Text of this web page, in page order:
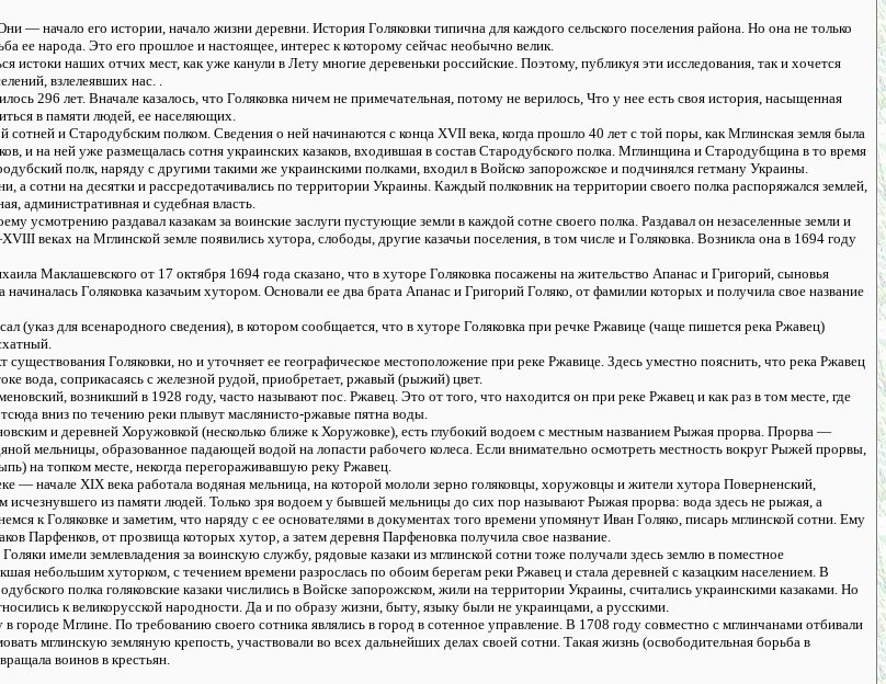
— начало его истории, начало жизни деревни. История Голяковки типична для каждого сельского поселения района. Но она не только
ее народа. Это его прошлое и настоящее, интерес к которому сейчас необычно велик.
истоки наших отчих мест, как уже канули в Лету многие деревеньки российские. Поэтому, публикуя эти исследования, так и хочется
взлелеявших нас. .
296 лет. Вначале казалось, что Голяковка ничем не примечательная, потому не верилось, Что у нее есть своя история, насыщенная
в памяти людей, ее населяющих.
сотней и Стародубским полком. Сведения о ней начинаются с конца XVII века, когда прошло 40 лет с той поры, как Мглинская земля была
и на ней уже размещалась сотня украинских казаков, входившая в состав Стародубского полка. Мглинщина и Стародубщина в то время
полк, наряду с другими такими же украинскими полками, входил в Войско запорожское и подчинялся гетману Украины.
а сотни на десятки и рассредотачивались по территории Украины. Каждый полковник на территории своего полка распоряжался землей,
административная и судебная власть.
усмотрению раздавал казакам за воинские заслуги пустующие земли в каждой сотне своего полка. Раздавал он незаселенные земли и
веках на Мглинской земле появились хутора, слободы, другие казачьи поселения, в том числе и Голяковка. Возникла она в 1694 году
Маклашевского от 17 октября 1694 года сказано, что в хуторе Голяковка посажены на жительство Апанас и Григорий, сыновья
начиналась Голяковка казачьим хутором. Основали ее два брата Апанас и Григорий Голяко, от фамилии которых и получила свое название
(указ для всенародного сведения), в котором сообщается, что в хуторе Голяковка при речке Ржавице (чаще пишется река Ржавец)
существования Голяковки, но и уточняет ее географическое местоположение при реке Ржавице. Здесь уместно пояснить, что река Ржавец
вода, соприкасаясь с железной рудой, приобретает, ржавый (рыжий) цвет.
возникший в 1928 году, часто называют пос. Ржавец. Это от того, что находится он при реке Ржавец и как раз в том месте, где
вниз по течению реки плывут маслянисто-ржавые пятна воды.
и деревней Хоружовкой (несколько ближе к Хоружовке), есть глубокий водоем с местным названием Рыжая прорва. Прорва —
мельницы, образованное падающей водой на лопасти рабочего колеса. Если внимательно осмотреть местность вокруг Рыжей прорвы,
на топком месте, некогда перегораживавшую реку Ржавец.
— начале XIX века работала водяная мельница, на которой мололи зерно голяковцы, хоружовцы и жители хутора Поверненский,
исчезнувшего из памяти людей. Только зря водоем у бывшей мельницы до сих пор называют Рыжая прорва: вода здесь не рыжая, а
к Голяковке и заметим, что наряду с ее основателями в документах того времени упомянут Иван Голяко, писарь мглинской сотни. Ему
Парфенков, от прозвища которых хутор, а затем деревня Парфеновка получила свое название.
имели землевладения за воинскую службу, рядовые казаки из мглинской сотни тоже получали здесь землю в поместное
небольшим хуторком, с течением времени разрослась по обоим берегам реки Ржавец и стала деревней с казацким населением. В
полка голяковские казаки числились в Войске запорожском, жили на территории Украины, считались украинскими казаками. Но
к великорусской народности. Да и по образу жизни, быту, языку были не украинцами, а русскими.
в городе Мглине. По требованию своего сотника являлись в город в сотенное управление. В 1708 году совместно с мглинчанами отбивали
мглинскую земляную крепость, участвовали во всех дальнейших делах своей сотни. Такая жизнь (освободительная борьба в
воинов в крестьян.